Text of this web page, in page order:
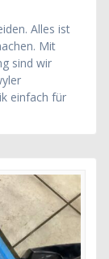
Alles ist
Mit
sind wir
einfach für